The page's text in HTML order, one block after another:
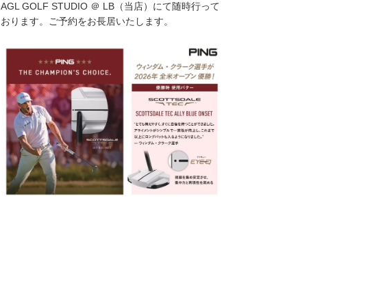
AGL GOLF STUDIO ＠ LB（当店）にて随時行って
おります。ご予約をお長居いたします。